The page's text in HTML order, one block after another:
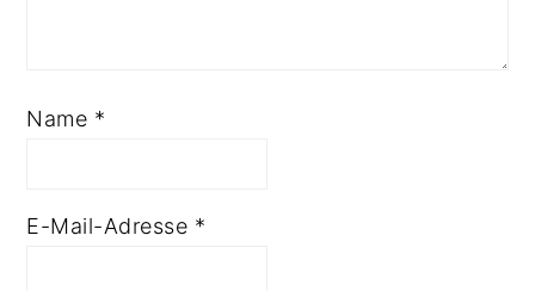
Name *
E-Mail-Adresse *